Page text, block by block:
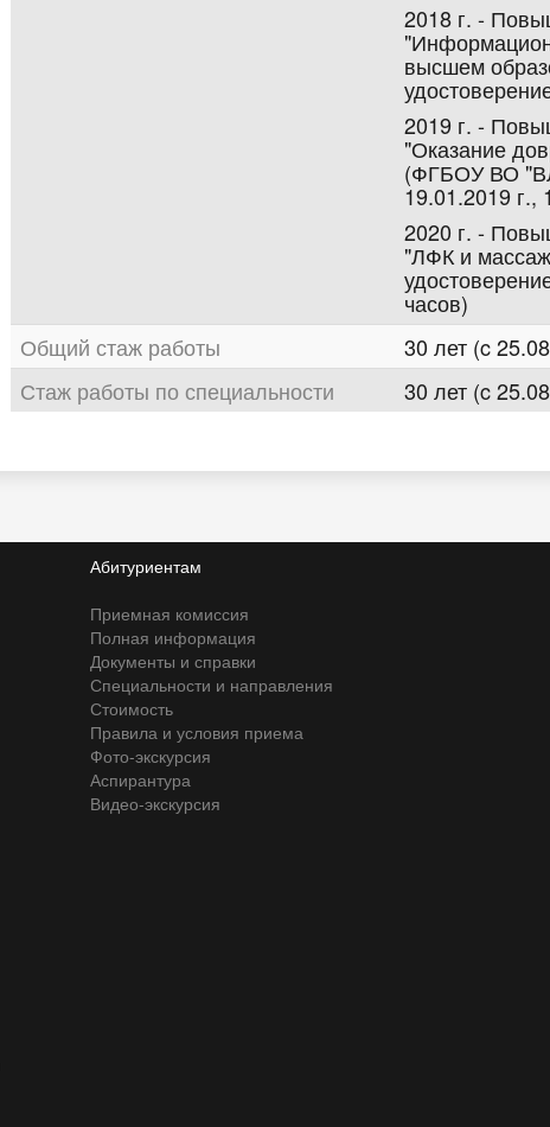
2018 г. -
высшем
2019 г. -
"Оказание
(ФГБОУ ВО
19.01.2019 г.,
2020 г. -
"ЛФК и
часов)
Общий стаж работы
30 лет (c
Стаж работы по специальности
30 лет (c
Абитуриентам
Приемная комиссия
Полная информация
Документы и справки
Специальности и направления
Стоимость
Правила и условия приема
Фото-экскурсия
Аспирантура
Видео-экскурсия